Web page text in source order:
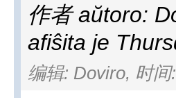
作者 aŭtoro:
afiŝita je
编辑: Doviro, 时